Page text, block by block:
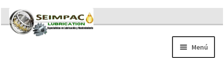
Ir
a
Ir
al
contenido
Menú